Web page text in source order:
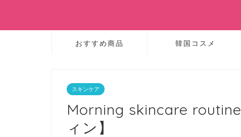
おすすめ商品 韓国コスメ
スキンケア
Morning skincare
ィン】